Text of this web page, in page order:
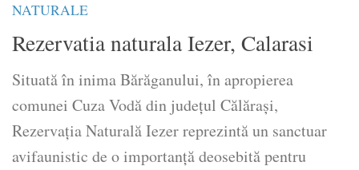
NATURALE
Rezervatia naturala Iezer, Calarasi
Situată în inima Bărăganului, în apropierea
comunei Cuza Vodă din județul Călărași,
Rezervația Naturală Iezer reprezintă un sanctuar
avifaunistic de o importanță deosebită pentru